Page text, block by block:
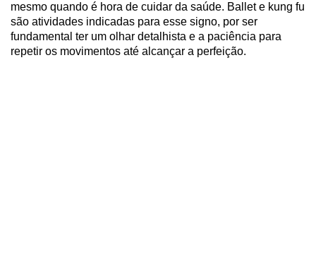
mesmo quando é hora de cuidar da saúde. Ballet e kung fu
são atividades indicadas para esse signo, por ser
fundamental ter um olhar detalhista e a paciência para
repetir os movimentos até alcançar a perfeição.